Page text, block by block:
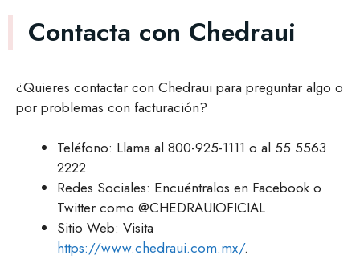
Contacta con Chedraui
¿Quieres contactar con Chedraui para preguntar algo o
por problemas con facturación?
Teléfono: Llama al 800-925-1111 o al 55 5563
2222.
Redes Sociales: Encuéntralos en Facebook o
Twitter como @CHEDRAUIOFICIAL.
Sitio Web: Visita
https://www.chedraui.com.mx/.